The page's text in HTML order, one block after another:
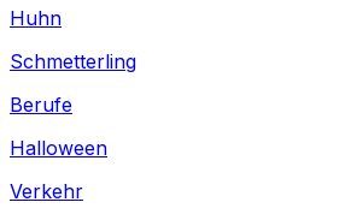
Huhn
Schmetterling
Berufe
Halloween
Verkehr